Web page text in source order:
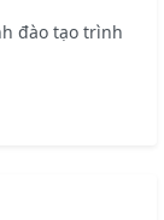
đào tạo trình